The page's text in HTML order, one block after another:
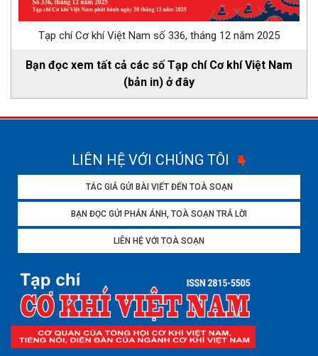
Tạp chí Cơ khí Việt Nam số 336, tháng 12 năm 2025
Bạn đọc xem tất cả các số Tạp chí Cơ khí Việt Nam
(bản in) ở đây
LIÊN HỆ VỚI CHÚNG TÔI
TÁC GIẢ GỬI BÀI VIẾT ĐẾN TOÀ SOẠN
BẠN ĐỌC GỬI PHẢN ÁNH, TOÀ SOẠN TRẢ LỜI
LIÊN HỆ VỚI TOÀ SOẠN